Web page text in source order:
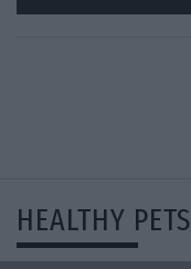
HEALTHY PETS